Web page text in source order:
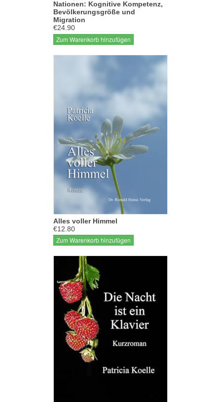
Nationen: Kognitive Kompetenz,
Bevölkerungsgröße und
Migration
€24.90
Zum Warenkorb hinzufügen
Alles voller Himmel
€12.80
Zum Warenkorb hinzufügen